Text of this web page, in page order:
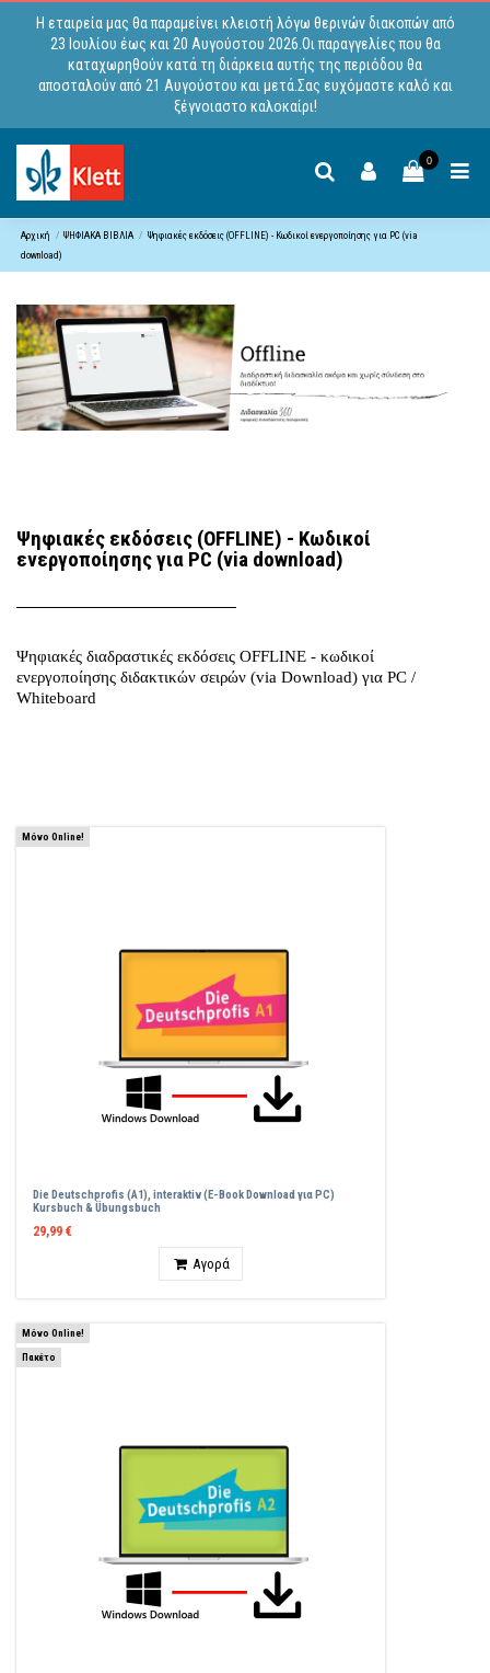
Η εταιρεία μας θα παραμείνει κλειστή λόγω θερινών διακοπών από
23 Ιουλίου έως και 20 Αυγούστου 2026.Οι παραγγελίες που θα
καταχωρηθούν κατά τη διάρκεια αυτής της περιόδου θα
αποσταλούν από 21 Αυγούστου και μετά.Σας ευχόμαστε καλό και
ξέγνοιαστο καλοκαίρι!
0
Αρχική ΨΗΦΙΑΚΑ ΒΙΒΛΙΑ
Ψηφιακές εκδόσεις (OFFLINE) - Κωδικοί ενεργοποίησης για PC (via
download)
Ψηφιακές εκδόσεις (OFFLINE) - Κωδικοί
ενεργοποίησης για PC (via download)
Ψηφιακές διαδραστικές εκδόσεις OFFLINE - κωδικοί
ενεργοποίησης διδακτικών σειρών (via Download) για PC /
Whiteboard
Μόνο Online!
Die Deutschprofis (A1), interaktiv (E-Book Download για PC)
Kursbuch & Übungsbuch
29,99 €
Αγορά
Μόνο Online!
Πακέτο